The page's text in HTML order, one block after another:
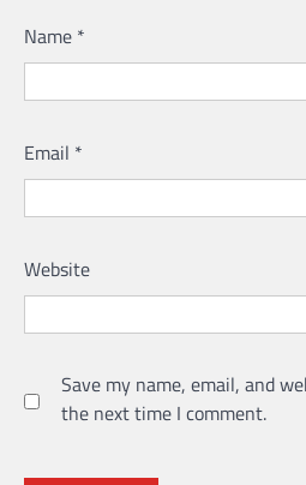
Name *
Email *
Website
Save my name, email, and
the next time I comment.